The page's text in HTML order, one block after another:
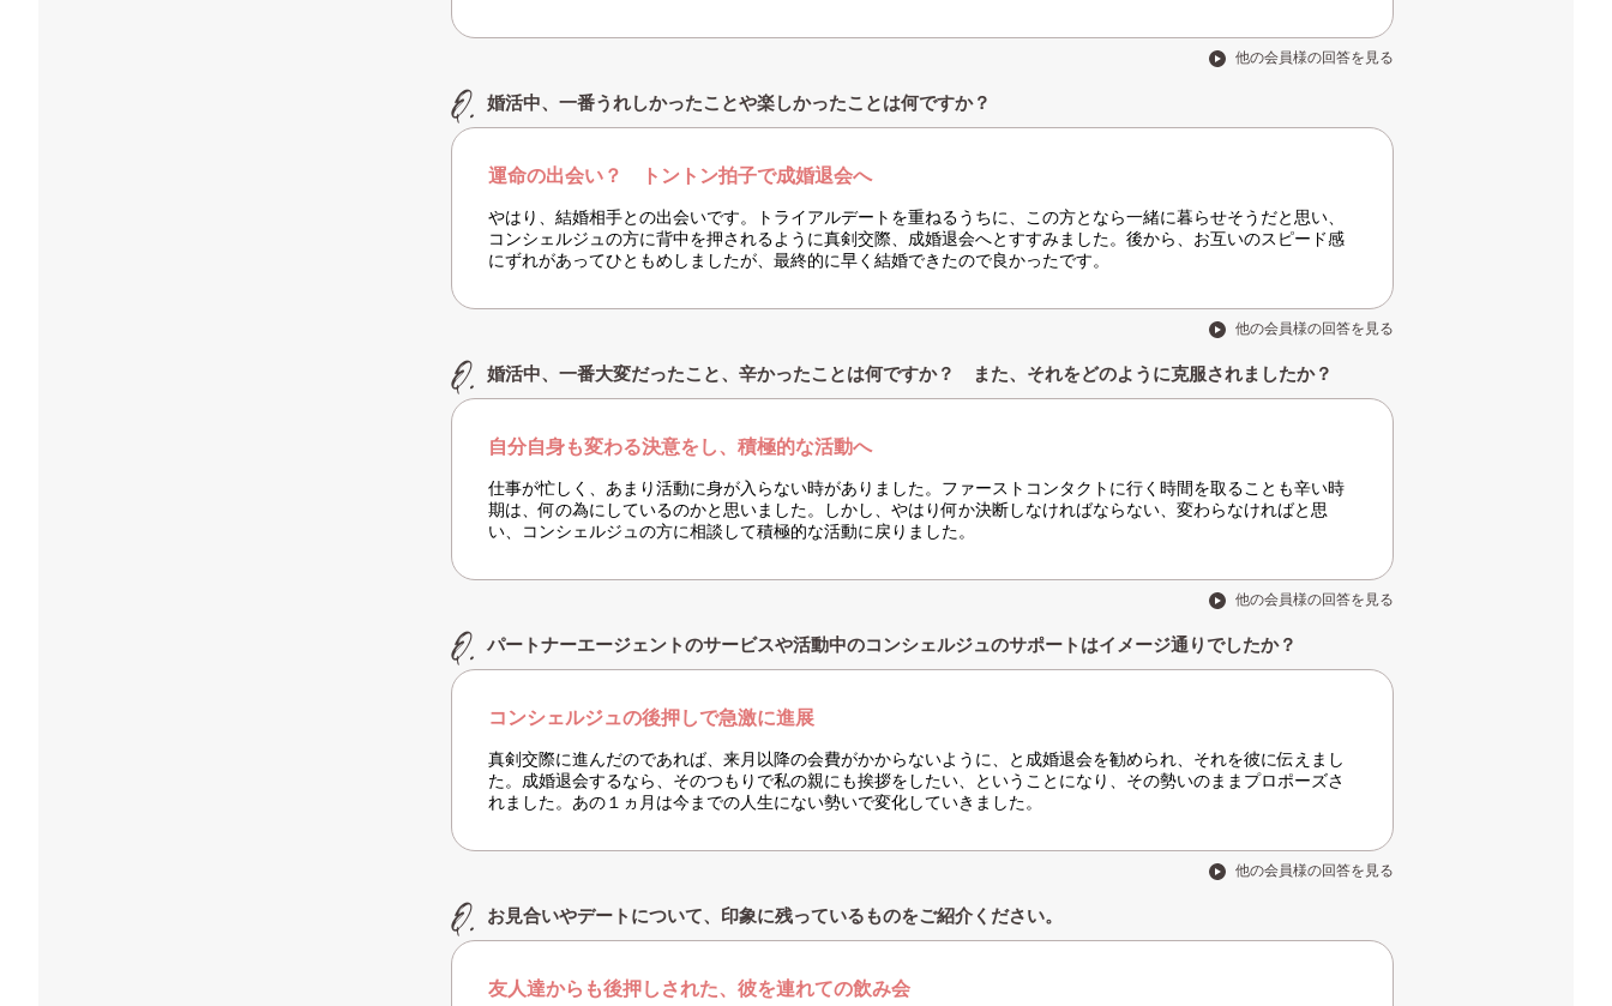
他の会員様の回答を見る
婚活中、一番うれしかったことや楽しかったことは何ですか？
運命の出会い？ トントン拍子で成婚退会へ
やはり、結婚相手との出会いです。トライアルデートを重ねるうちに、この方となら一緒に暮らせそうだと思い、
コンシェルジュの方に背中を押されるように真剣交際、成婚退会へとすすみました。後から、お互いのスピード感
にずれがあってひともめしましたが、最終的に早く結婚できたので良かったです。
他の会員様の回答を見る
婚活中、一番大変だったこと、辛かったことは何ですか？ また、それをどのように克服されましたか？
自分自身も変わる決意をし、積極的な活動へ
仕事が忙しく、あまり活動に身が入らない時がありました。ファーストコンタクトに行く時間を取ることも辛い時
期は、何の為にしているのかと思いました。しかし、やはり何か決断しなければならない、変わらなければと思
い、コンシェルジュの方に相談して積極的な活動に戻りました。
他の会員様の回答を見る
パートナーエージェントのサービスや活動中のコンシェルジュのサポートはイメージ通りでしたか？
コンシェルジュの後押しで急激に進展
真剣交際に進んだのであれば、来月以降の会費がかからないように、と成婚退会を勧められ、それを彼に伝えまし
た。成婚退会するなら、そのつもりで私の親にも挨拶をしたい、ということになり、その勢いのままプロポーズさ
れました。あの１ヵ月は今までの人生にない勢いで変化していきました。
他の会員様の回答を見る
お見合いやデートについて、印象に残っているものをご紹介ください。
友人達からも後押しされた、彼を連れての飲み会